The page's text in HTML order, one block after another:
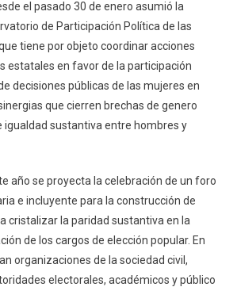
el pasado 30 de enero asumió la
de Participación Política de las
tiene por objeto coordinar acciones
estatales en favor de la participación
decisiones públicas de las mujeres en
que cierren brechas de genero
igualdad sustantiva entre hombres y
año se proyecta la celebración de un foro
e incluyente para la construcción de
cristalizar la paridad sustantiva en la
de los cargos de elección popular. En
organizaciones de la sociedad civil,
electorales, académicos y público